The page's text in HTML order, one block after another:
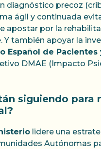
diagnóstico precoz
ágil y continuada
apostar por la
también apoyar la
Español de Pacientes
DMAE (Impacto
siguiendo
lidere una
Autónomas